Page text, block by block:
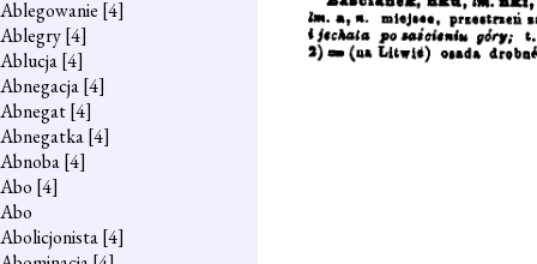
Ablegowanie [4]
Ablegry[4]
Ablucja[4]
Abnegacja[4]
Abnegat[4]
Abnegatka[4]
Abnoba[4]
Abo [4]
Abo
Abolicjonista[4]